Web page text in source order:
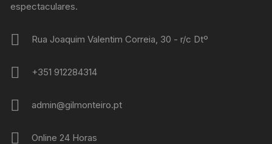
espectaculares.
Rua Joaquim Valentim Correia, 30 - r/c Dtº
+351 912284314
admin@gilmonteiro.pt
Online 24 Horas